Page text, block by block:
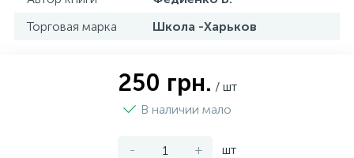
Торговая марка
Школа -Харьков
250 грн. / шт
В наличии мало
- + шт